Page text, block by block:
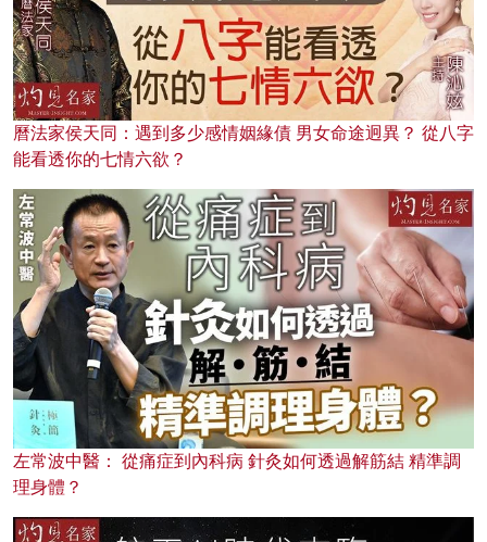
曆法家侯天同：遇到多少感情姻緣債 男女命途迥異？ 從八字
能看透你的七情六欲？
左常波中醫： 從痛症到內科病 針灸如何透過解筋結 精準調
理身體？